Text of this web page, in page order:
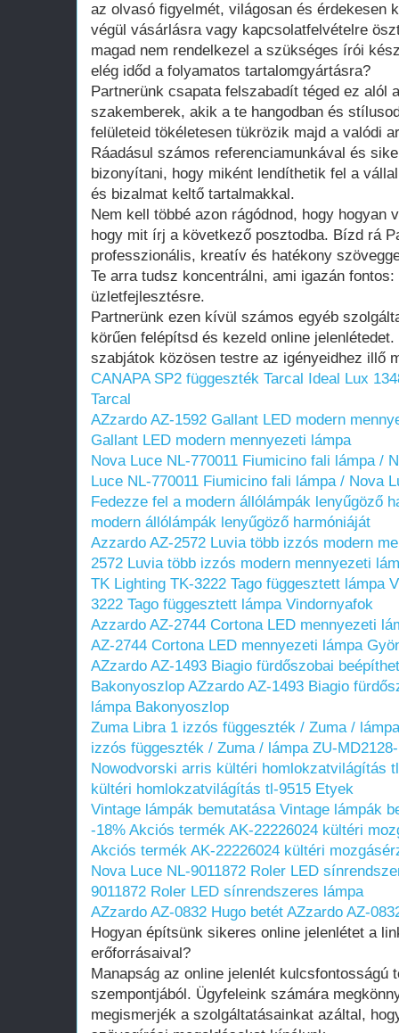
az olvasó figyelmét, világosan és érdekesen
végül vásárlásra vagy kapcsolatfelvételre
magad nem rendelkezel a szükséges írói
elég időd a folyamatos tartalomgyártásra?
Partnerünk csapata felszabadít téged ez alól
szakemberek, akik a te hangodban és
felületeid tökéletesen tükrözik majd a valódi
Ráadásul számos referenciamunkával és
bizonyítani, hogy miként lendíthetik fel a
és bizalmat keltő tartalmakkal.
Nem kell többé azon rágódnod, hogy hogyan
hogy mit írj a következő posztodba. Bízd rá
professzionális, kreatív és hatékony
Te arra tudsz koncentrálni, ami igazán
üzletfejlesztésre.
Partnerünk ezen kívül számos egyéb
körűen felépítsd és kezeld online
szabjátok közösen testre az igényeidhez illő
CANAPA SP2 függeszték Tarcal Ideal Lux
Tarcal
AZzardo AZ-1592 Gallant LED modern
Gallant LED modern mennyezeti lámpa
Nova Luce NL-770011 Fiumicino fali lámpa /
Luce NL-770011 Fiumicino fali lámpa / Nova
Fedezze fel a modern állólámpák lenyűgöző
modern állólámpák lenyűgöző harmóniáját
Azzardo AZ-2572 Luvia több izzós modern
2572 Luvia több izzós modern mennyezeti
TK Lighting TK-3222 Tago függesztett lámpa
3222 Tago függesztett lámpa Vindornyafok
Azzardo AZ-2744 Cortona LED mennyezeti
AZ-2744 Cortona LED mennyezeti lámpa
AZzardo AZ-1493 Biagio fürdőszobai
Bakonyoszlop AZzardo AZ-1493 Biagio
lámpa Bakonyoszlop
Zuma Libra 1 izzós függeszték / Zuma /
izzós függeszték / Zuma / lámpa ZU-
Nowodvorski arris kültéri homlokzatvilágítás
kültéri homlokzatvilágítás tl-9515 Etyek
Vintage lámpák bemutatása Vintage lámpák
-18% Akciós termék AK-22226024 kültéri
Akciós termék AK-22226024 kültéri
Nova Luce NL-9011872 Roler LED
9011872 Roler LED sínrendszeres lámpa
AZzardo AZ-0832 Hugo betét AZzardo AZ-
Hogyan építsünk sikeres online jelenlétet a
erőforrásaival?
Manapság az online jelenlét kulcsfontosságú
szempontjából. Ügyfeleink számára
megismerjék a szolgáltatásainkat azáltal,